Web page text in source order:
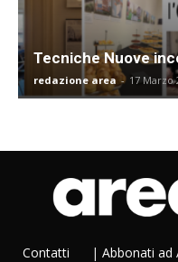
Tecniche Nuove
redazione area - 17 Marzo
Contatti | Abbonati ad